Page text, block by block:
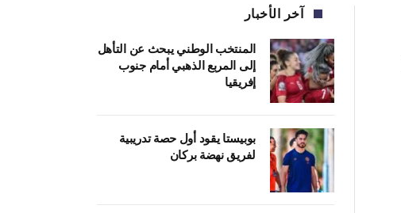
آخر الأخبار
المنتخب الوطني يبحث عن التأهل
إلى المربع الذهبي أمام جنوب
إفريقيا
بوبيستا يقود أول حصة تدريبية
لفريق نهضة بركان